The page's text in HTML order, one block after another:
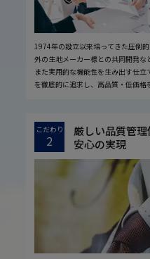
1974年の設立以来培ってきた圧倒
外の生地メーカー様との共同開発な
また実用的な機能性を生み出す仕
を徹底的に追求し、高品質・低価格
こだわり
2
厳しい品質管理
安心の実現